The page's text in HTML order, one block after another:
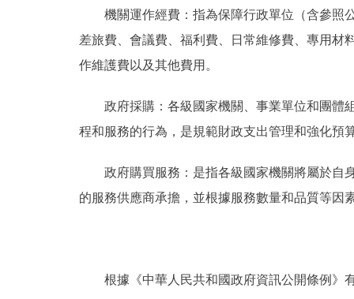
機關運作經費：指為保障行政單位（含參照公
差旅費、會議費、福利費、日常維修費、專用材
作維護費以及其他費用。
政府採購：各級國家機關、事業單位和團體組
程和服務的行為，是規範財政支出管理和強化預
政府購買服務：是指各級國家機關將屬於自身
的服務供應商承擔，並根據服務數量和品質等因
根據《中華人民共和國政府資訊公開條例》